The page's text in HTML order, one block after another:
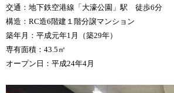
交通：地下鉄空港線「大濠公園」駅 徒歩6分
構造：RC造6階建１階分譲マンション
築年月：平成元年1月（築29年）
専有面積：43.5㎡
オープン日：平成24年4月